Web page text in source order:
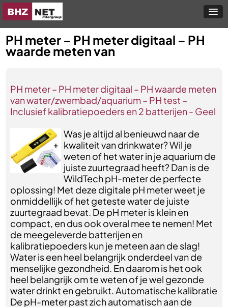
PH meter – PH meter digitaal – PH
waarde meten van
PH meter – PH meter digitaal – PH waarde meten
van water/zwembad/aquarium – PH test –
Inclusief kalibratiepoeders en 2 batterijen - Geel
Was je altijd al benieuwd naar de
kwaliteit van drinkwater? Wil je
weten of het water in je aquarium de
juiste zuurtegraad heeft? Dan is de
WildTech pH-meter de perfecte
oplossing! Met deze digitale pH meter weet je
onmiddellijk of het geteste water de juiste
zuurtegraad bevat. De pH meter is klein en
compact, en dus ook overal mee te nemen! Met
de meegeleverde batterijen en
kalibratiepoeders kun je meteen aan de slag!
Water is een heel belangrijk onderdeel van de
menselijke gezondheid. En daarom is het ook
heel belangrijk om te weten of je wel gezonde
water drinkt en gebruikt. Automatische kalibratie
De pH-meter past zich automatisch aan de